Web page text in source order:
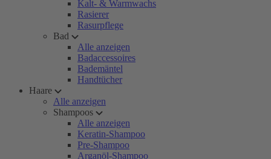
Kalt- & Warmwachs
Rasierer
Rasurpflege
Bad
Alle anzeigen
Badaccessoires
Bademäntel
Handtücher
Haare
Alle anzeigen
Shampoos
Alle anzeigen
Keratin-Shampoo
Pre-Shampoo
Arganöl-Shampoo